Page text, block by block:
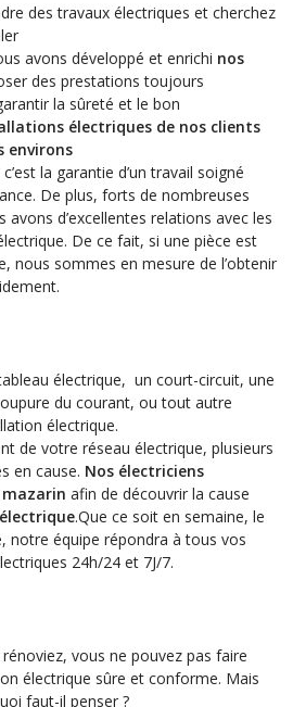
des travaux électriques et cherchez
avons développé et enrichi nos
des prestations toujours
la sûreté et le bon
électriques de nos clients
environs
la garantie d’un travail soigné
De plus, forts de nombreuses
avons d’excellentes relations avec les
De ce fait, si une pièce est
nous sommes en mesure de l’obtenir
électrique, un court-circuit, une
du courant, ou tout autre
électrique.
de votre réseau électrique, plusieurs
en cause. Nos électriciens
afin de découvrir la cause
.Que ce soit en semaine, le
notre équipe répondra à tous vos
24h/24 et 7J/7.
vous ne pouvez pas faire
électrique sûre et conforme. Mais
faut-il penser ?